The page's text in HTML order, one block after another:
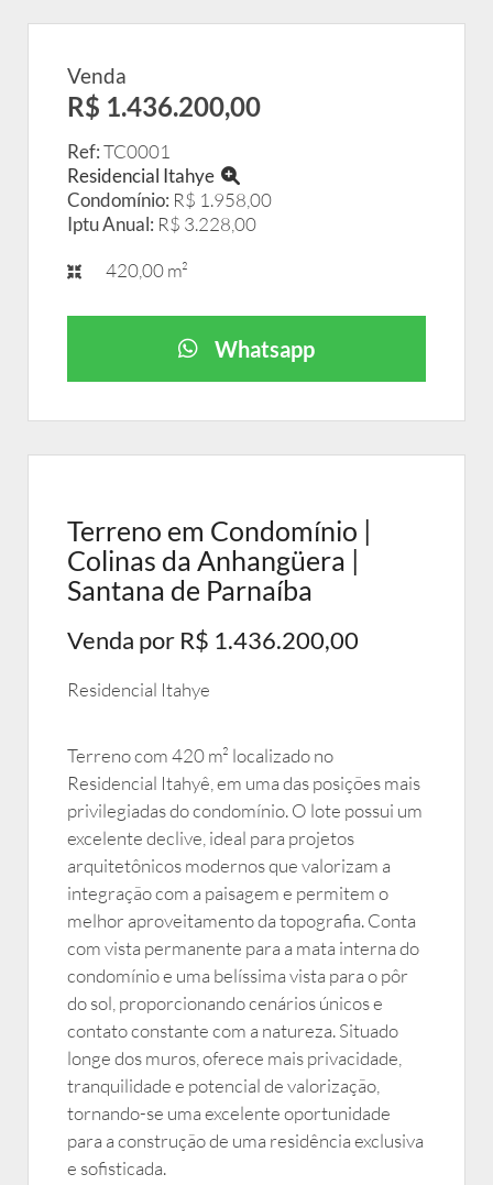
Venda
R$ 1.436.200,00
Ref:TC0001
Residencial Itahye
Condomínio: R$ 1.958,00
Iptu Anual: R$ 3.228,00
420,00 m²
Whatsapp
Terreno em Condomínio |
Colinas da Anhangüera |
Santana de Parnaíba
Venda por R$ 1.436.200,00
Residencial Itahye
Terreno com 420 m² localizado no
Residencial Itahyê, em uma das posições mais
privilegiadas do condomínio. O lote possui um
excelente declive, ideal para projetos
arquitetônicos modernos que valorizam a
integração com a paisagem e permitem o
melhor aproveitamento da topografia. Conta
com vista permanente para a mata interna do
condomínio e uma belíssima vista para o pôr
do sol, proporcionando cenários únicos e
contato constante com a natureza. Situado
longe dos muros, oferece mais privacidade,
tranquilidade e potencial de valorização,
tornando-se uma excelente oportunidade
para a construção de uma residência exclusiva
e sofisticada.